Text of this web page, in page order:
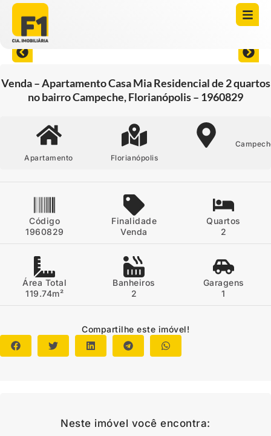
Venda – Apartamento Casa Mia Residencial de 2 quartos
no bairro Campeche, Florianópolis – 1960829
Apartamento Florianópolis
Código
1960829
Finalidade
Venda
Quartos
2
Área Total
119.74m²
Banheiros
2
Garagens
1
Compartilhe este imóvel!
Neste imóvel você encontra: